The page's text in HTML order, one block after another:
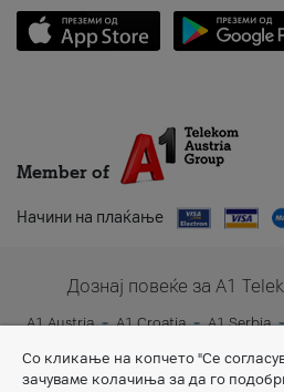
Member of
Начини на плаќање
Дознај повеќе за A1
A1 Austria A1 Croatia A1 Serbia
A1 Slovenia
Со кликање на копчето "Се
зачуваме колачиња за да го